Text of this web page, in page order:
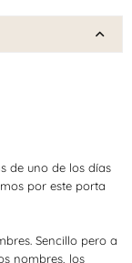
de uno de los días
por este porta
Sencillo pero a
nombres, los